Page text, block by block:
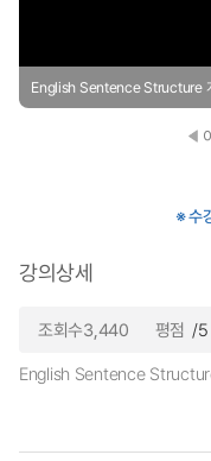
English Sentence Structure
※ 수
강의상세
조회수3,440 평점 /5
English Sentence